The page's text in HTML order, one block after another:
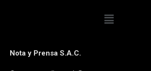
Nota y Prensa S.A.C.